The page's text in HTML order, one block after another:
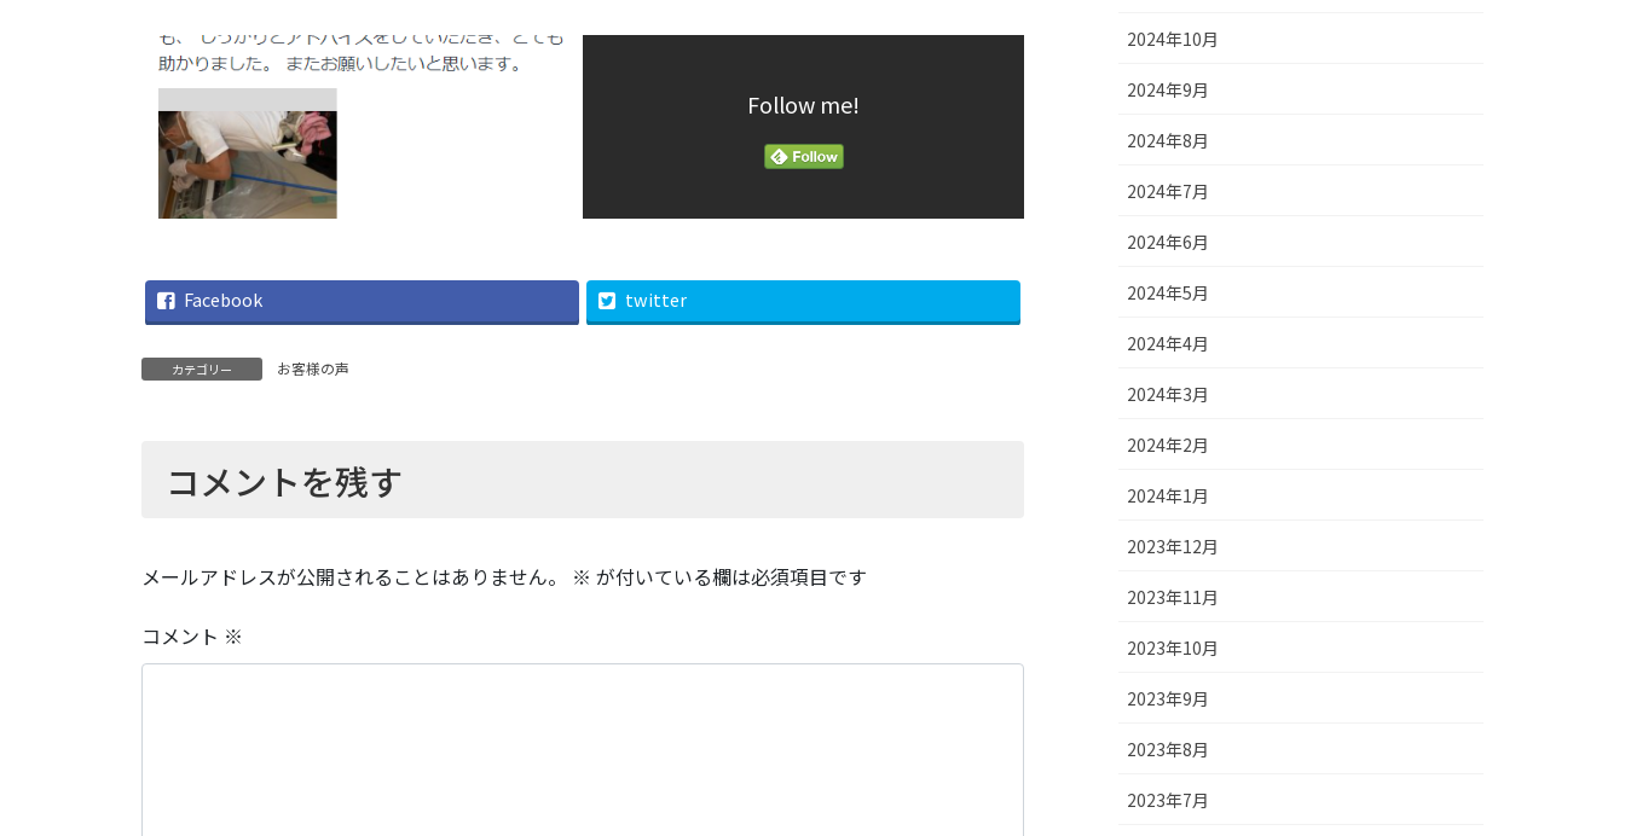
Follow me!
Facebook twitter
カテゴリー お客様の声
コメントを残す
メールアドレスが公開されることはありません。 ※ が付いている欄は必須項目です
コメント ※
2024年10月
2024年9月
2024年8月
2024年7月
2024年6月
2024年5月
2024年4月
2024年3月
2024年2月
2024年1月
2023年12月
2023年11月
2023年10月
2023年9月
2023年8月
2023年7月